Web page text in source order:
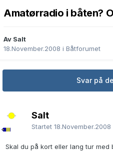
Amatørradio i båten?
Av Salt
18.November.2008 i Båtforumet
Svar på
Salt
Startet 18.November.2008
Skal du på kort eller lang tur med